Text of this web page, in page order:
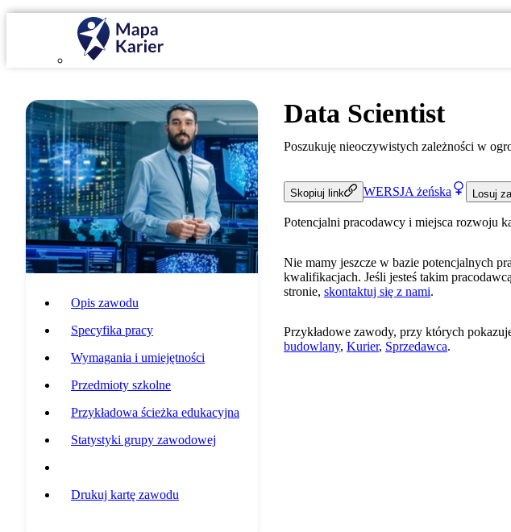
Opis zawodu
Specyfika pracy
Wymagania i umiejętności
Przedmioty szkolne
Przykładowa ścieżka edukacyjna
Statystyki grupy zawodowej
Drukuj kartę zawodu
Data Scientist
Poszukuję nieoczywistych zależności w
Skopiuj link WERSJA żeńska Losuj
Potencjalni pracodawcy i miejsca rozwoju
Nie mamy jeszcze w bazie potencjalnych
kwalifikacjach. Jeśli jesteś takim
stronie, skontaktuj się z nami.
Przykładowe zawody, przy których
budowlany, Kurier, Sprzedawca.